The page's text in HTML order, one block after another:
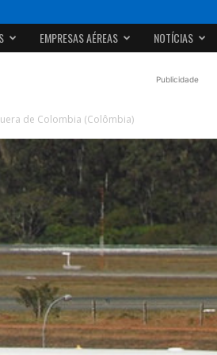
EMPRESAS AÉREAS NOTÍCIAS
Publicidade
de Colombia (Colômbia)